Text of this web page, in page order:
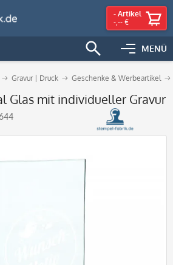
MENÜ
- Artikel
-,-- €
Gravur | Druck Geschenke & Werbeartikel
Glas mit individueller Gravur